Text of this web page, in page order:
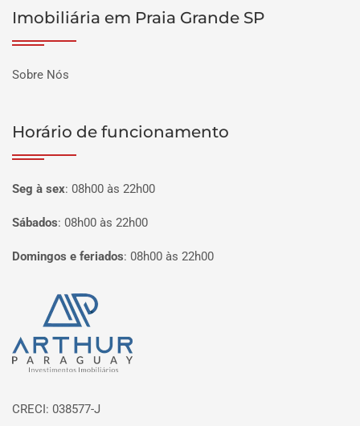
Imobiliária em Praia Grande SP
Sobre Nós
Horário de funcionamento
Seg à sex: 08h00 às 22h00
Sábados: 08h00 às 22h00
Domingos e feriados: 08h00 às 22h00
Página inicial
CRECI: 038577-J